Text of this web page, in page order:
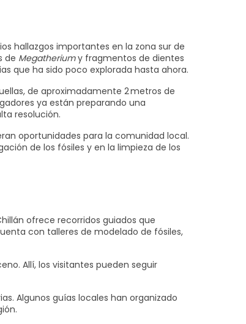
hallazgos importantes en la zona sur de
de Megatheriumy fragmentos de dientes
que ha sido poco explorada hasta ahora.
de aproximadamente 2 metros de
ya están preparando una
resolución.
oportunidades para la comunidad local.
de los fósiles y en la limpieza de los
ofrece recorridos guiados que
con talleres de modelado de fósiles,
Allí, los visitantes pueden seguir
Algunos guías locales han organizado